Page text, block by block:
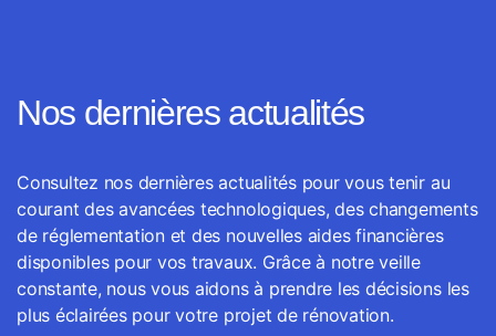
Nos dernières actualités
Consultez nos dernières actualités pour vous tenir au
courant des avancées technologiques, des changements
de réglementation et des nouvelles aides financières
disponibles pour vos travaux. Grâce à notre veille
constante, nous vous aidons à prendre les décisions les
plus éclairées pour votre projet de rénovation.